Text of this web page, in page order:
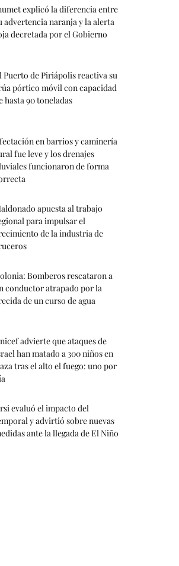
explicó la diferencia entre
advertencia naranja y la alerta
decretada por el Gobierno
Puerto de Piriápolis reactiva su
pórtico móvil con capacidad
hasta 90 toneladas
en barrios y caminería
fue leve y los drenajes
funcionaron de forma
apuesta al trabajo
para impulsar el
de la industria de
Bomberos rescataron a
conductor atrapado por la
de un curso de agua
advierte que ataques de
han matado a 300 niños en
tras el alto el fuego: uno por
evaluó el impacto del
y advirtió sobre nuevas
ante la llegada de El Niño